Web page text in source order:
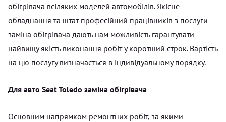
обігрівача всіляких моделей автомобілів. Якісне
обладнання та штат професійний працівників з послуги
заміна обігрівача дають нам можливість гарантувати
найвищу якість виконання робіт у коротший строк. Вартість
на цю послугу визначається в індивідуальному порядку.
Для авто Seat Toledo заміна обігрівача
Основним напрямком ремонтних робіт, за якими